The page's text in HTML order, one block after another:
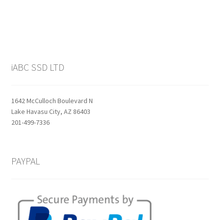
iABC SSD LTD
1642 McCulloch Boulevard N
Lake Havasu City, AZ 86403
201-499-7336
PAYPAL